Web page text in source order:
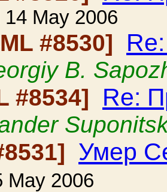
14 May 2006
#8530]
B.
#8534]
Re:
Умер
May 2006